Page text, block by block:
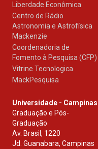
Liberdade Econômica
Centro de Rádio
Astronomia e Astrofísica
Mackenzie
Coordenadoria de
Fomento à Pesquisa (CFP)
Vitrine Tecnologica
MackPesquisa
Universidade - Campinas
Graduação e Pós-
Graduação
Av. Brasil, 1220
Jd. Guanabara, Campinas